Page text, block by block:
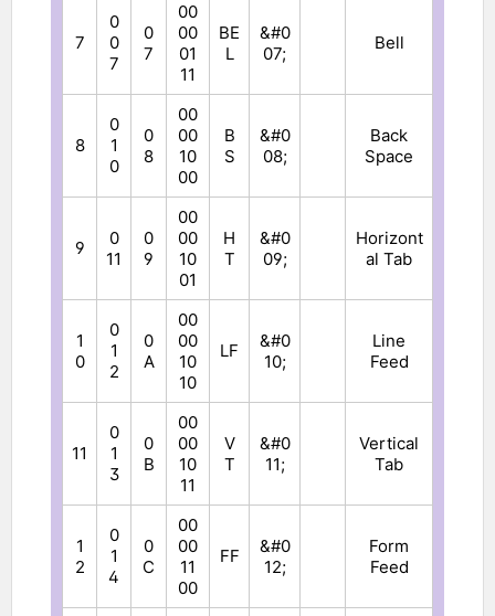
7
0
0
7
0
7
00
00
01
11
BE
L
&#0
07;
Bell
8
0
1
0
0
8
00
00
10
00
B
S
&#0
08;
Back
Space
9
0
11
0
9
00
00
10
01
H
T
&#0
09;
Horizont
al Tab
1
0
0
1
2
0
A
00
00
10
10
LF
&#0
10;
Line
Feed
11
0
1
3
0
B
00
00
10
11
V
T
&#0
11;
Vertical
Tab
1
2
0
1
4
0
C
00
00
11
00
FF
&#0
12;
Form
Feed